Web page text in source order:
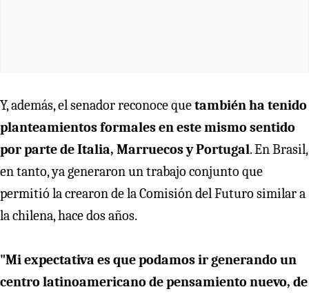
Y, además, el senador reconoce quetambién ha tenido
planteamientos formales en este mismo sentido
por parte de Italia, Marruecos y Portugal. En Brasil,
en tanto, ya generaron un trabajo conjunto que
permitió la crearon de la Comisión del Futuro similar a
la chilena, hace dos años.
"Mi expectativa es que podamos ir generando un
centro latinoamericano de pensamiento nuevo, de